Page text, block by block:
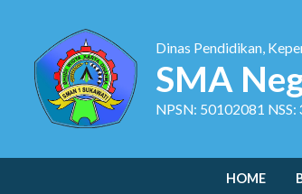
Dinas Pendidikan,
SMA
NPSN: 50102081
HOME